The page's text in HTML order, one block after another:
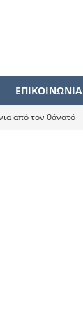
ΕΠΙΚΟΙΝΩΝΙΑ
από τον θάνατό